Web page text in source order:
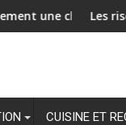
chamoisine de
Les risques et
CUISINE ET